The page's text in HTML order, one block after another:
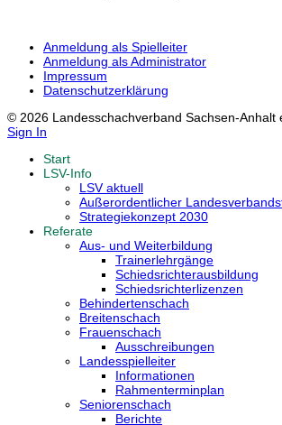
Anmeldung als Spielleiter
Anmeldung als Administrator
Impressum
Datenschutzerklärung
© 2026 Landesschachverband Sachsen-Anhalt
Sign In
Start
LSV-Info
LSV aktuell
Außerordentlicher
Strategiekonzept 2030
Referate
Aus- und Weiterbildung
Trainerlehrgänge
Schiedsrichterausbildung
Schiedsrichterlizenzen
Behindertenschach
Breitenschach
Frauenschach
Ausschreibungen
Landesspielleiter
Informationen
Rahmenterminplan
Seniorenschach
Berichte